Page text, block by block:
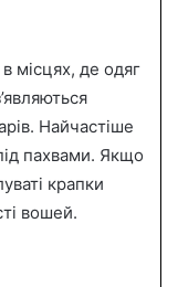
місцях, де одяг
Найчастіше
пахвами. Якщо
крапки
вошей.